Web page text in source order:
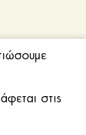
στις